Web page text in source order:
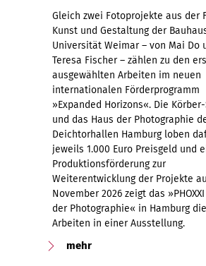
Gleich zwei Fotoprojekte aus der
Kunst und Gestaltung der
Universität Weimar – von Mai Do
Teresa Fischer – zählen zu den
ausgewählten Arbeiten im neuen
internationalen Förderprogramm
»Expanded Horizons«. Die
und das Haus der Photographie
Deichtorhallen Hamburg loben
jeweils 1.000 Euro Preisgeld und
Produktionsförderung zur
Weiterentwicklung der Projekte
November 2026 zeigt das
der Photographie« in Hamburg die
Arbeiten in einer Ausstellung.
mehr